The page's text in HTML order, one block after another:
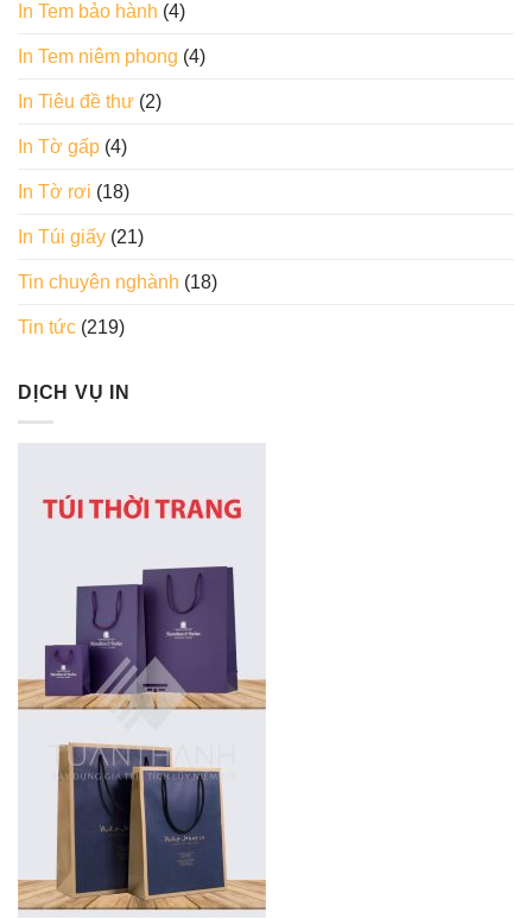
In Tem bảo hành (4)
In Tem niêm phong (4)
In Tiêu đề thư (2)
In Tờ gấp (4)
In Tờ rơi (18)
In Túi giấy (21)
Tin chuyên nghành (18)
Tin tức (219)
DỊCH VỤ IN